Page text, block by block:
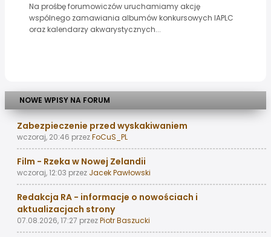
Na prośbę forumowiczów uruchamiamy akcję
wspólnego zamawiania albumów konkursowych IAPLC
oraz kalendarzy akwarystycznych...
NOWE WPISY NA FORUM
Zabezpieczenie przed wyskakiwaniem
wczoraj, 20:46 przezFoCuS_PL
Film - Rzeka w Nowej Zelandii
wczoraj, 12:03 przez Jacek Pawłowski
Redakcja RA - informacje o nowościach i
aktualizacjach strony
07.08.2026, 17:27 przezPiotr Baszucki